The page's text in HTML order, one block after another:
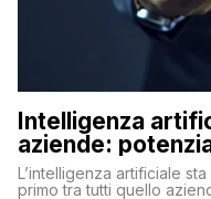
Intelligenza
aziende:
L’intelligenza artificiale
primo tra tutti quello